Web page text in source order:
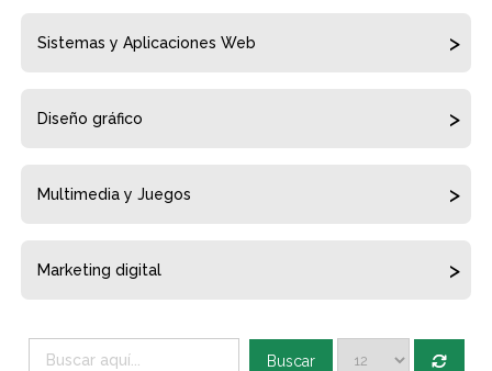
Sistemas y Aplicaciones Web
Diseño gráfico
Multimedia y Juegos
Marketing digital
Buscar